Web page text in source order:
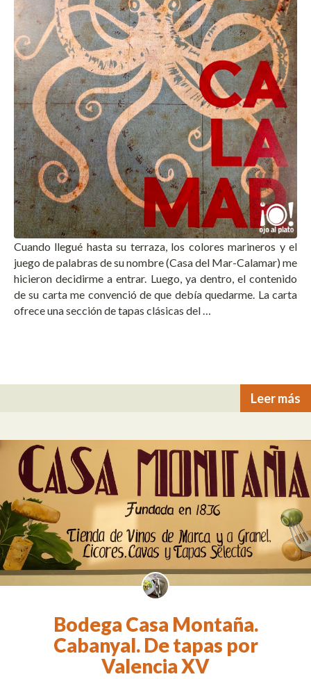
Cuando llegué hasta su terraza, los colores marineros y el
juego de palabras de su nombre (Casa del Mar-Calamar) me
hicieron decidirme a entrar. Luego, ya dentro, el contenido
de su carta me convenció de que debía quedarme. La carta
ofrece una sección de tapas clásicas del …
Leer más
Bodega Casa Montaña.
Cabanyal. De tapas por
Valencia XV